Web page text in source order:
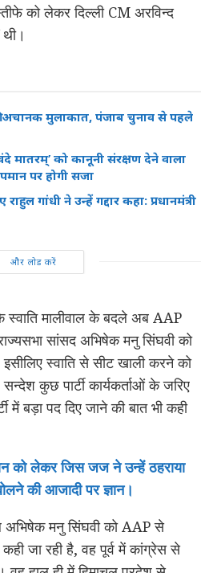
को लेकर दिल्ली CM अरविन्द
अचानक मुलाकात, पंजाब चुनाव से पहले
मातरम्’ को कानूनी संरक्षण देने वाला
पर होगी सजा
गांधी ने उन्हें गद्दार कहा: प्रधानमंत्री
और लोड करें
स्वाति मालीवाल के बदले अब AAP
सांसद अभिषेक मनु सिंघवी को
स्वाति से सीट खाली करने को
कुछ पार्टी कार्यकर्ताओं के जरिए
में बड़ा पद दिए जाने की बात भी कही
को लेकर जिस जज ने उन्हें ठहराया
की आजादी पर ज्ञान।
अभिषेक मनु सिंघवी को AAP से
जा रही है, वह पूर्व में कांग्रेस से